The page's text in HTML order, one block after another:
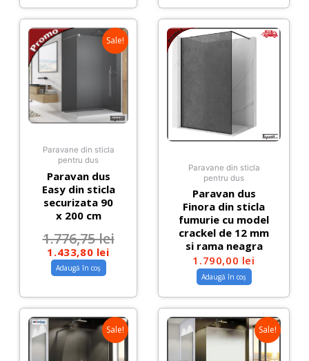
Sale!
Paravane din sticla
pentru dus
Paravan dus
Easy din sticla
securizata 90
x 200 cm
1.776,75lei
1.433,80 lei
Adaugă în coș
Paravane din sticla
pentru dus
Paravan dus
Finora din sticla
fumurie cu model
crackel de 12 mm
si rama neagra
1.790,00 lei
Adaugă în coș
Sale! Sale!